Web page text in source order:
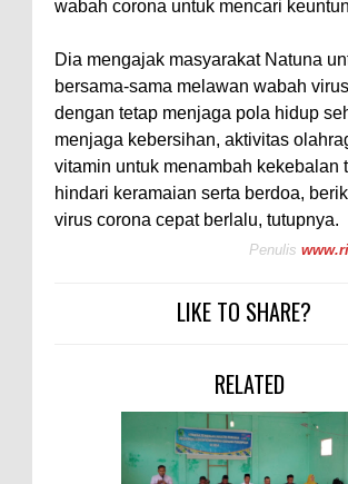
wabah corona untuk mencari
Dia mengajak masyarakat Natuna
bersama-sama melawan wabah
dengan tetap menjaga pola hidup
menjaga kebersihan, aktivitas
vitamin untuk menambah kekebalan
hindari keramaian serta berdoa,
virus corona cepat berlalu, tutupnya.
Penulis
LIKE TO SHARE?
RELATED